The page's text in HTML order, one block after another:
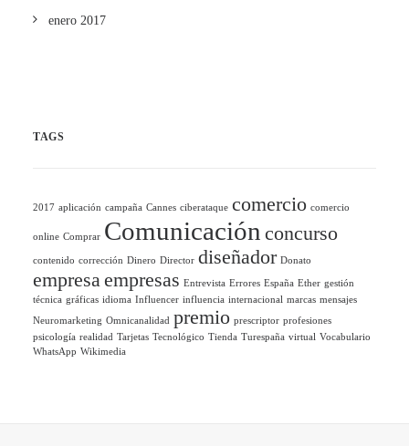
enero 2017
TAGS
2017 aplicación campaña Cannes ciberataque comercio comercio
online Comprar Comunicación concurso
contenido corrección Dinero Director diseñador Donato
empresaempresas Entrevista Errores España Ether gestión
técnica gráficas idioma Influencer influencia internacional marcas mensajes
Neuromarketing Omnicanalidad premio prescriptor profesiones
psicología realidad Tarjetas Tecnológico Tienda Turespaña virtual Vocabulario
WhatsApp Wikimedia